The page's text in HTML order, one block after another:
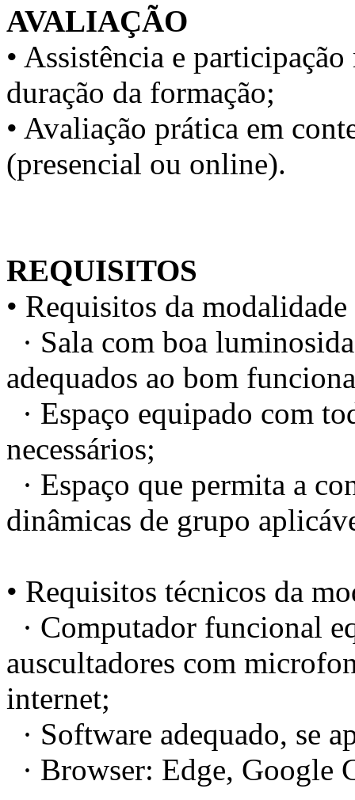
AVALIAÇÃO
• Assistência e
duração da formação;
• Avaliação prática em
(presencial ou online).
REQUISITOS
• Requisitos da
· Sala com boa
adequados ao bom
· Espaço equipado com
necessários;
· Espaço que permita a
dinâmicas de grupo
• Requisitos técnicos da
· Computador funcional
auscultadores com
internet;
· Software adequado, se
· Browser: Edge,